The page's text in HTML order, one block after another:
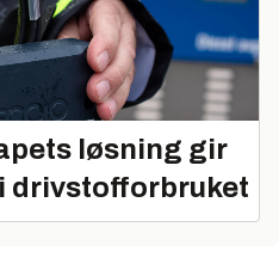
løsning gir
drivstofforbruket